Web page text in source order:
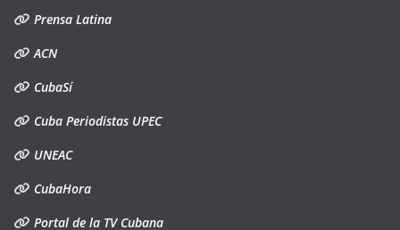
Prensa Latina
ACN
CubaSí
Cuba Periodistas UPEC
UNEAC
CubaHora
Portal de la TV Cubana